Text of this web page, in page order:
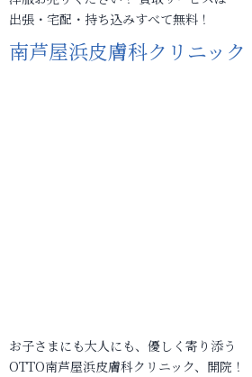
出張・宅配・持ち込みすべて無料！
南芦屋浜皮膚科クリニック
お子さまにも大人にも、優しく寄り添う
OTTO南芦屋浜皮膚科クリニック、開院！